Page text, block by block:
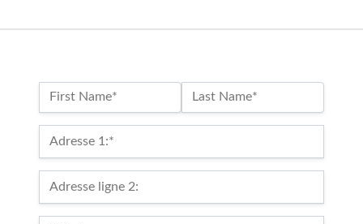
Nom :*
First Name* Last Name*
Adresse 1:*
Adresse ligne 2: